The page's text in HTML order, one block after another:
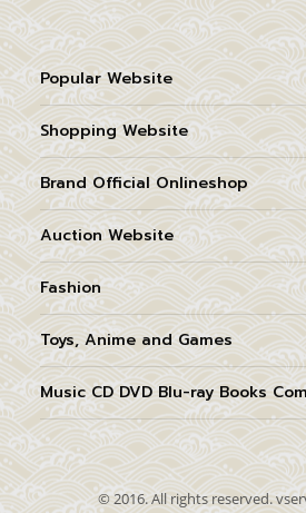
Popular Website
Shopping Website
Brand Official Onlineshop
Auction Website
Fashion
Toys, Anime and Games
Music CD DVD Blu-ray Books
© 2016. All rights reserved.